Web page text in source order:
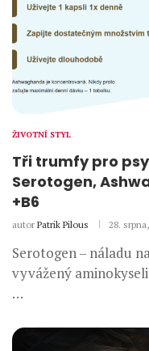
ŽIVOTNÍ STYL
Tři trumfy pro
Serotogen,
+B6
autor Patrik Pilous 28.
Serotogen – náladu
vyvážený
…